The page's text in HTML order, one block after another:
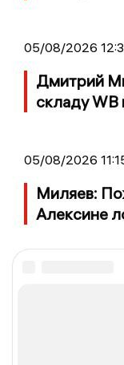
05/08/2026
Дмитрий
складу WB
05/08/2026
Миляев:
Алексине